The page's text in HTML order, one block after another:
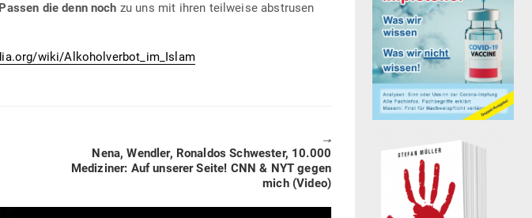
die denn noch zu uns mit ihren teil­weise abstrusen
wiki/Alkoholverbot_im_Islam
🠖
Next
post:
Nena, Wendler, Ronaldos Schwester, 10.000
Medi­ziner: Auf unserer Seite! CNN & NYT gegen
mich (Video)